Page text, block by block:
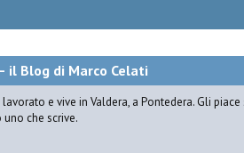
— il Blog di Marco Celati
lavorato e vive in Valdera, a Pontedera. Gli
che scrive.